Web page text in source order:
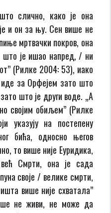
слично, како је она
и он за њу. Сен више не
мртвачки покров, она
што је ишао напред, / ни
(Рилке 2004: 53), иако
за Орфејем зато што
што је други воде. „А
својим обиљем” (Рилке
указују на постепену
бића, односно његов
то више није Еуридика,
Смрти, она је сада
своје / велике смрти,
више није схватала”
не живи, не може да